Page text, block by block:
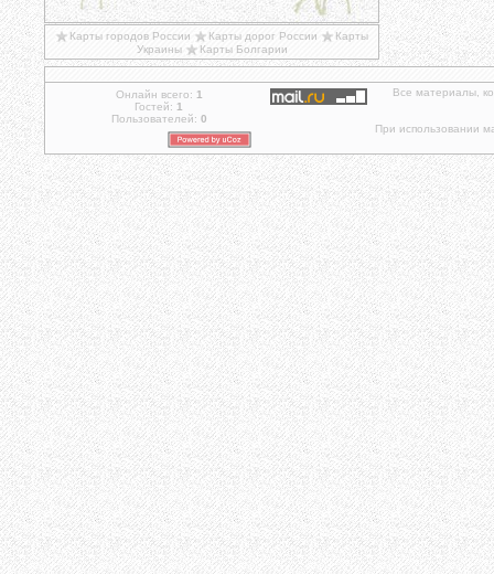
Карты городов России Карты дорог России
Карты
Украины
Карты Болгарии
Онлайн всего: 1
Гостей: 1
Пользователей: 0
Все материалы,
При использовании